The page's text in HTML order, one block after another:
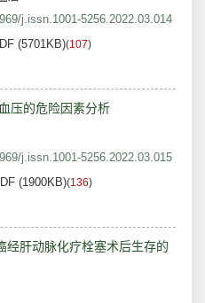
j.issn.1001-5256.2022.03.014
(5701KB)(107)
压的危险因素分析
j.issn.1001-5256.2022.03.015
(1900KB)(136)
经肝动脉化疗栓塞术后生存的